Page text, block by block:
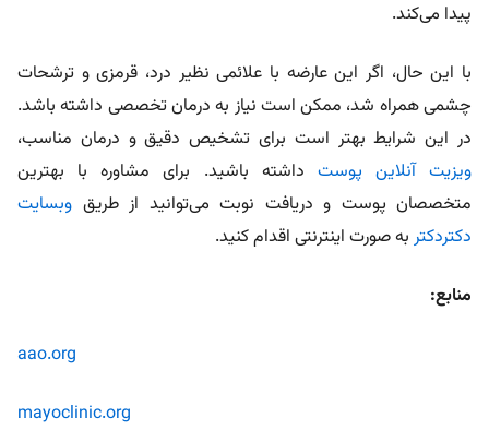
پیدا می‌کند.
با این حال، اگر این عارضه با علائمی نظیر درد، قرمزی و ترشحات
چشمی همراه شد، ممکن است نیاز به درمان تخصصی داشته باشد.
در این شرایط بهتر است برای تشخیص دقیق و درمان مناسب،
ویزیت آنلاین پوست داشته باشید. برای مشاوره با بهترین
متخصصان پوست و دریافت نوبت می‌توانید از طریق وبسایت
دکتردکتر به صورت اینترنتی اقدام کنید.
منابع:
aao.org
mayoclinic.org